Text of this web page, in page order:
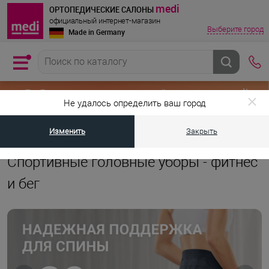
Не удалось определить ваш город
Изменить Закрыть
ОРТОПЕДИЧЕСКИЕ САЛОНЫ medi
официальный интернет-магазин
Made in Germany Выберите город
Главная страница • Компрессионная одежда для
Спортивные головные уборы - фитнес
и бег